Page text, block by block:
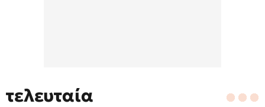
τελευταία